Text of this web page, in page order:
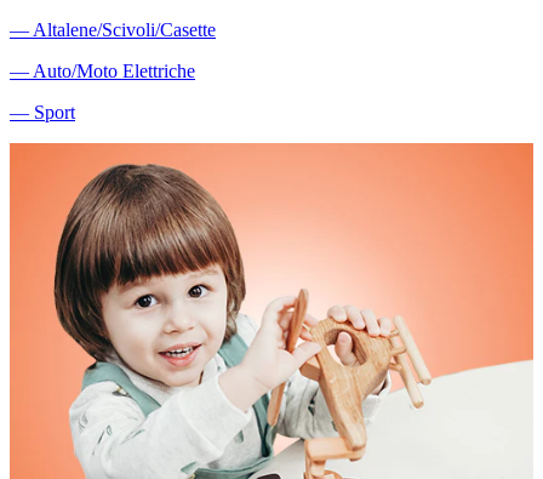
― Altalene/Scivoli/Casette
― Auto/Moto Elettriche
― Sport